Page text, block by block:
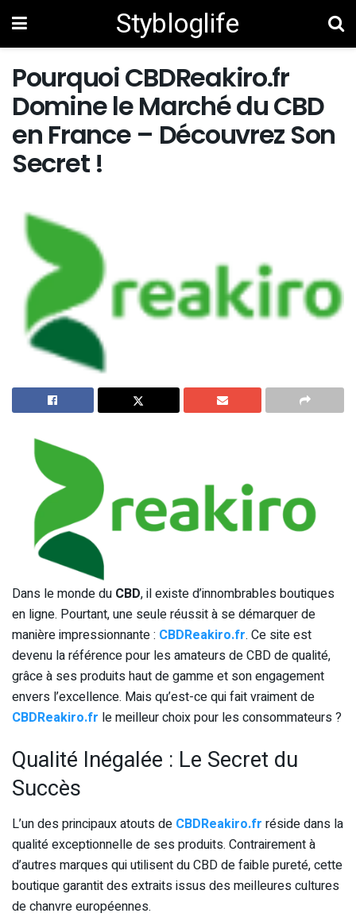
Stybloglife
Pourquoi CBDReakiro.fr
Domine le Marché du CBD
en France – Découvrez Son
Secret !
Dans le monde du CBD, il existe d’innombrables boutiques
en ligne. Pourtant, une seule réussit à se démarquer de
manière impressionnante : CBDReakiro.fr. Ce site est
devenu la référence pour les amateurs de CBD de qualité,
grâce à ses produits haut de gamme et son engagement
envers l’excellence. Mais qu’est-ce qui fait vraiment de
CBDReakiro.fr le meilleur choix pour les consommateurs ?
Qualité Inégalée : Le Secret du
Succès
L’un des principaux atouts de CBDReakiro.fr réside dans la
qualité exceptionnelle de ses produits. Contrairement à
d’autres marques qui utilisent du CBD de faible pureté, cette
boutique garantit des extraits issus des meilleures cultures
de chanvre européennes.